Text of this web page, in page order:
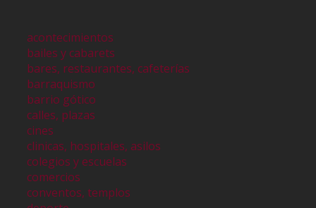
acontecimientos
bailes y cabarets
bares, restaurantes, cafeterías
barraquismo
barrio gótico
calles, plazas
cines
clinicas, hospitales, asilos
colegios y escuelas
comercios
conventos, templos